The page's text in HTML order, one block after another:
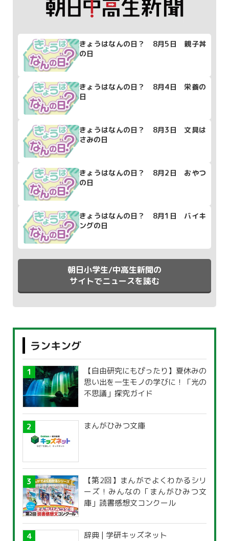
きょうはなんの日？ 8月5日 親子丼
の日
きょうはなんの日？ 8月4日 栄養の
日
きょうはなんの日？ 8月3日 文具は
さみの日
きょうはなんの日？ 8月2日 おやつ
の日
きょうはなんの日？ 8月1日 バイキ
ングの日
朝日小学生/中高生新聞の
サイトでニュースを読む
ランキング
【自由研究にもぴったり】夏休みの
思い出を一生モノの学びに！「光の
不思議」探究ガイド
まんがひみつ文庫
【第2回】まんがでよくわかるシリ
ーズ！みんなの「まんがひみつ文
庫」読書感想文コンクール
辞典 | 学研キッズネット